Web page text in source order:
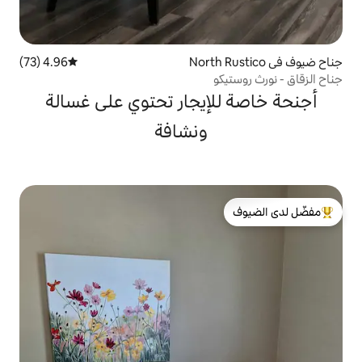
متوسط التقييم 4.96 من 5، 73 مراجعات
4.96 (73)
تحتوي على غسالة
الضيوف